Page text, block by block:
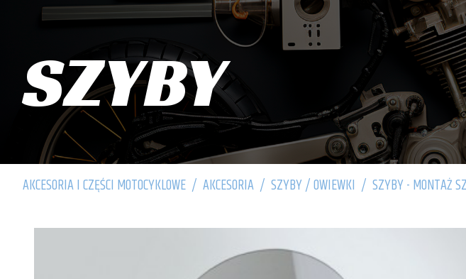
SZYBY
AKCESORIA I CZĘŚCI MOTOCYKLOWE / AKCESORIA / SZYBY / OWIEWKI / SZYBY - MONTAŻ